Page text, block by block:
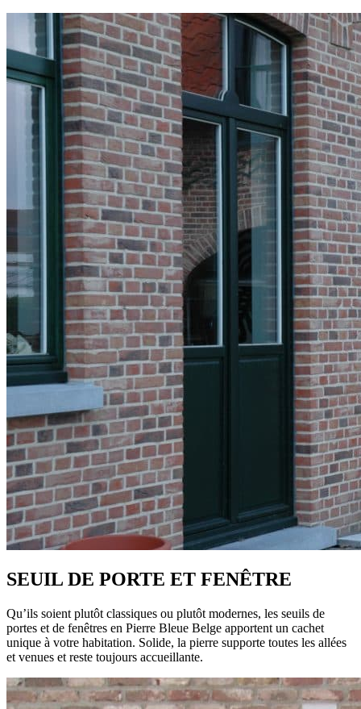
SEUIL DE PORTE ET FENÊTRE
Qu’ils soient plutôt classiques ou plutôt modernes, les seuils de
portes et de fenêtres en Pierre Bleue Belge apportent un cachet
unique à votre habitation. Solide, la pierre supporte toutes les allées
et venues et reste toujours accueillante.